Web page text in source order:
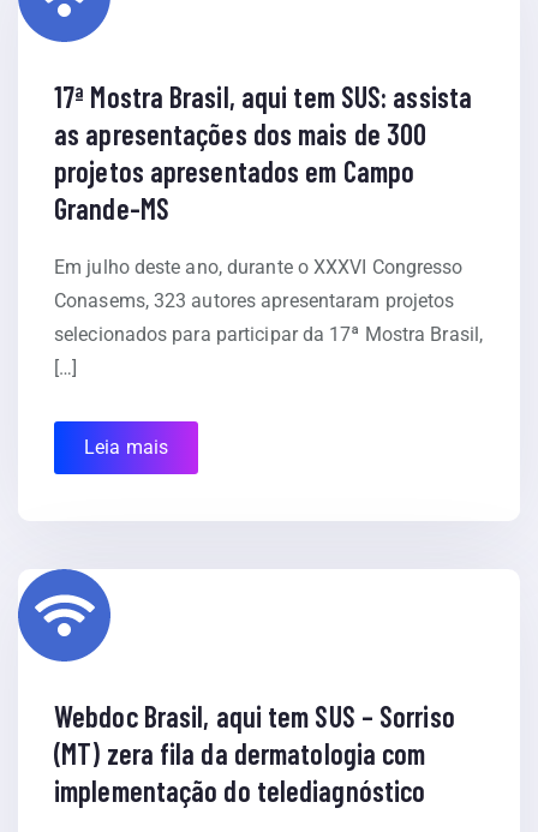
17ª Mostra Brasil, aqui tem SUS: assista
as apresentações dos mais de 300
projetos apresentados em Campo
Grande-MS
Em julho deste ano, durante o XXXVI Congresso
Conasems, 323 autores apresentaram projetos
selecionados para participar da 17ª Mostra Brasil,
[…]
Leia mais
Webdoc Brasil, aqui tem SUS – Sorriso
(MT) zera fila da dermatologia com
implementação do telediagnóstico